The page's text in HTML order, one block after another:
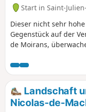
Start in Saint-
Dieser nicht sehr
Gegenstück auf der
de Moirans,
fließt, und den Einzug
den Nordwinden
bringen. Mit seinem
die Täler ist dies ein
Halbtagesausflug.
Landschaft
Nicolas-de-